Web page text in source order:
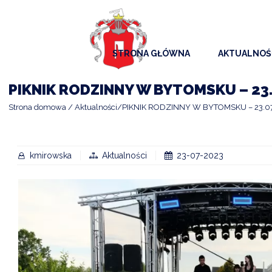
STRONA GŁÓWNA
PIKNIK RODZINNY W BYTOMSKU –
Strona domowa Aktualności PIKNIK RODZINNY W BYTOMSKU –
kmirowska Aktualności 23-07-2023